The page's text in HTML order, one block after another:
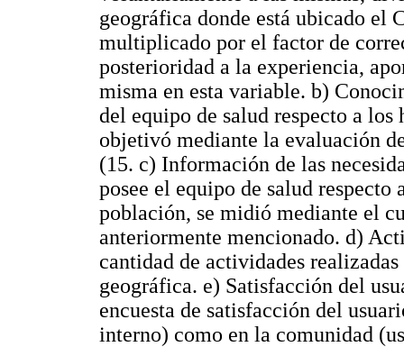
geográfica donde está ubicado el
multiplicado por el factor de
posterioridad a la experiencia,
misma en esta variable. b)
del equipo de salud respecto a los
objetivó mediante la evaluación
(15. c) Información de las
posee el equipo de salud respecto
población, se midió mediante el
anteriormente mencionado. d)
cantidad de actividades
geográfica. e) Satisfacción del
encuesta de satisfacción del
interno) como en la comunidad